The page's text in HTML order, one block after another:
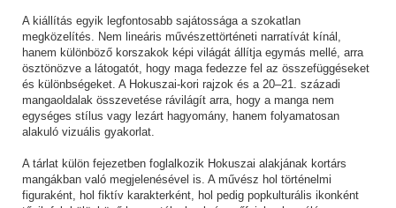
A kiállítás egyik legfontosabb sajátossága a szokatlan
megközelítés. Nem lineáris művészettörténeti narratívát kínál,
hanem különböző korszakok képi világát állítja egymás mellé, arra
ösztönözve a látogatót, hogy maga fedezze fel az összefüggéseket
és különbségeket. A Hokuszai-kori rajzok és a 20–21. századi
mangaoldalak összevetése rávilágít arra, hogy a manga nem
egységes stílus vagy lezárt hagyomány, hanem folyamatosan
alakuló vizuális gyakorlat.
A tárlat külön fejezetben foglalkozik Hokuszai alakjának kortárs
mangákban való megjelenésével is. A művész hol történelmi
figuraként, hol fiktív karakterként, hol pedig popkulturális ikonként